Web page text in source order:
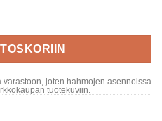
joten hahmojen asennoissa
tuotekuviin.